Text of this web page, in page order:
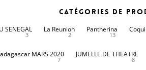
Catégories de
SENEGAL
3
La Reunion
2
Pantherina
13
MARS 2020
7
JUMELLE DE THEATRE
8